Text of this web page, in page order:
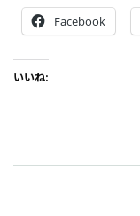
Facebook
いいね: